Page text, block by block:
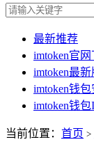
最新推荐
imtoken官
imtoken最
imtoken钱
imtoken钱包
当前位置： 首页 >